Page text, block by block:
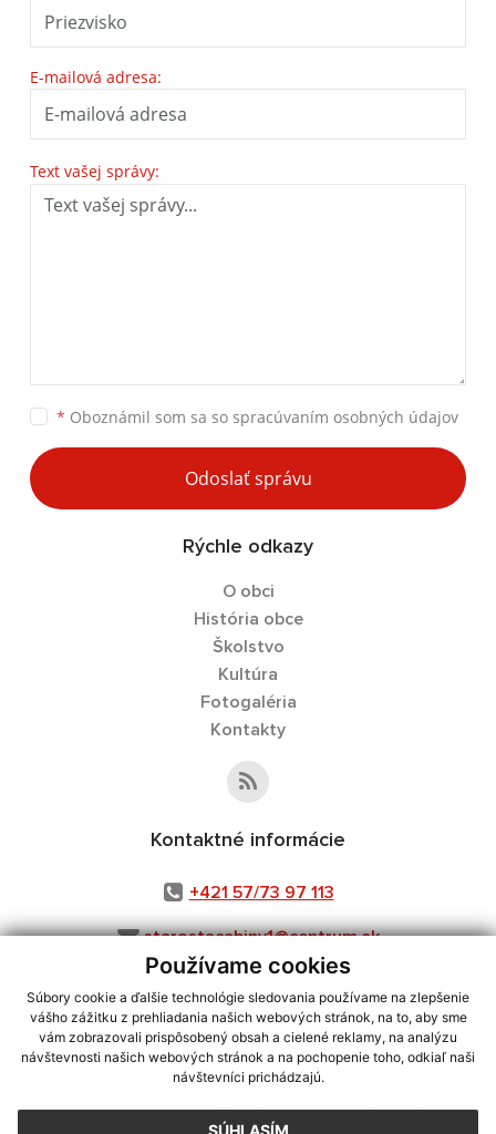
Používame cookies
Súbory cookie a ďalšie technológie sledovania používame na zlepšenie
vášho zážitku z prehliadania našich webových stránok, na to, aby sme
vám zobrazovali prispôsobený obsah a cielené reklamy, na analýzu
návštevnosti našich webových stránok a na pochopenie toho, odkiaľ naši
návštevníci prichádzajú.
E-mailová adresa:
Text vašej správy:
* Oboznámil som sa so spracúvaním osobných údajov
Odoslať správu
Rýchle odkazy
O obci
História obce
Školstvo
Kultúra
Fotogaléria
Kontakty
Kontaktné informácie
+421 57/73 97 113
starostacabiny1@centrum.sk
využite možnosť získavania aktuálnych informácií s využitím RSS
CMS systém (redakčný) systém ECHELON 2,Mapa stránok,web portál
webex.digital, s.r.o.,domény,registrácia domény